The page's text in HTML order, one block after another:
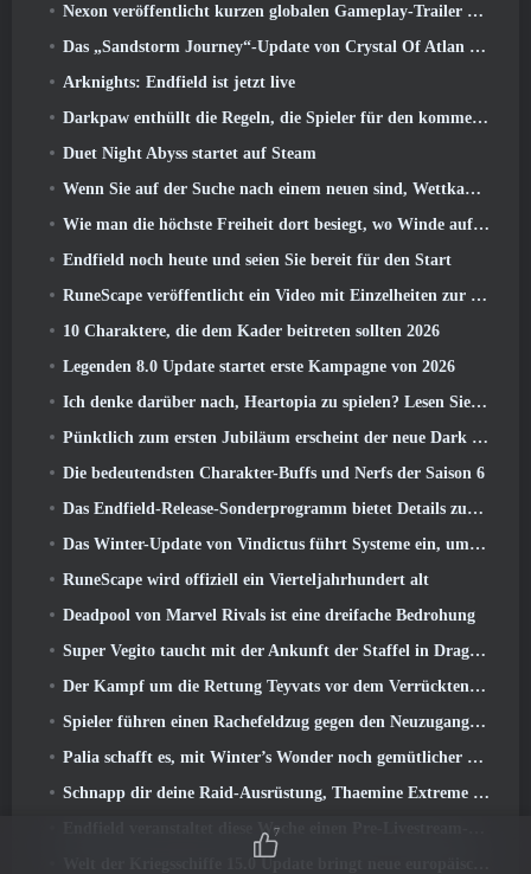
Nexon veröffentlicht kurzen globalen Gameplay-Trailer zu MapleStory Classic World
Das „Sandstorm Journey“-Update von Crystal Of Atlan erhöht die Levelobergrenze auf 70
Arknights: Endfield ist jetzt live
Darkpaw enthüllt die Regeln, die Spieler für den kommenden Frostreaver-Server von EverQuest gewählt haben
Duet Night Abyss startet auf Steam
Wenn Sie auf der Suche nach einem neuen sind, Wettkampfsportspiel, Der geschlossene Betatest von Freestyle Football 2 Ist auf dem Weg
Wie man die höchste Freiheit dort besiegt, wo Winde aufeinander treffen
Endfield noch heute und seien Sie bereit für den Start
RuneScape veröffentlicht ein Video mit Einzelheiten zur „ehrgeizigen Reihe von Inhaltsaktualisierungen“
10 Charaktere, die dem Kader beitreten sollten 2026
Legenden 8.0 Update startet erste Kampagne von 2026
Ich denke darüber nach, Heartopia zu spielen? Lesen Sie dies zuerst
Pünktlich zum ersten Jubiläum erscheint der neue Dark Lancer von Blade & Soul Neo
Die bedeutendsten Charakter-Buffs und Nerfs der Saison 6
Das Endfield-Release-Sonderprogramm bietet Details zum Monetarisierungssystem des Spiels
Das Winter-Update von Vindictus führt Systeme ein, um den Spielern den Fortschritt zu erleichtern
RuneScape wird offiziell ein Vierteljahrhundert alt
Deadpool von Marvel Rivals ist eine dreifache Bedrohung
Super Vegito taucht mit der Ankunft der Staffel in Dragon Ball Gekishin Squadra auf 3
Der Kampf um die Rettung Teyvats vor dem Verrückten Dottore beginnt heute in Genshin Impact
Spieler führen einen Rachefeldzug gegen den Neuzugang von Overwatch
Palia schafft es, mit Winter’s Wonder noch gemütlicher zu werden: Snowbound Sanctuary-Update
Schnapp dir deine Raid-Ausrüstung, Thaemine Extreme erscheint morgen in Lost Ark
Endfield veranstaltet diese Woche einen Pre-Livestream-Livestream
Welt der Kriegsschiffe 15.0 Update bringt neue europäische Schlachtschiffe, Eine Commander-Kollaboration und mehr
7